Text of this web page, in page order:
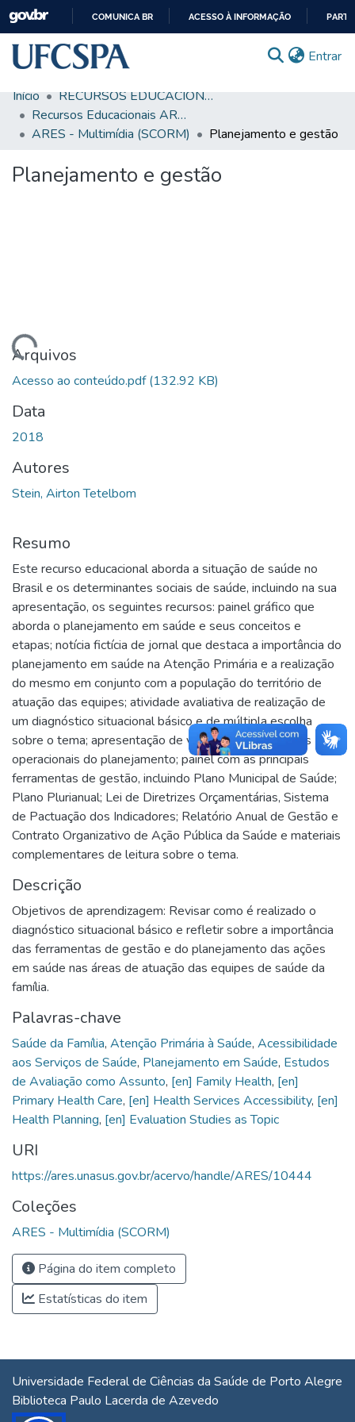
CONTEÚDO
COMUNICA BR ACESSO À INFORMAÇÃO
Entrar
Comunidades & Coleções
Busca Facetada
Estatísticas
Início
RECURSOS EDUCACIONAIS
Recursos Educacionais ARES/UNA-SUS
ARES - Multimídia (SCORM)
Planejamento e gestão
Planejamento e gestão
Arquivos
Acesso ao conteúdo.pdf(132.92 KB)
Data
2018
Autores
Stein, Airton Tetelbom
Resumo
Este recurso educacional aborda a situação de saúde no
Brasil e os determinantes sociais de saúde, incluindo na sua
apresentação, os seguintes recursos: painel gráfico que
aborda o planejamento em saúde e seus conceitos e
etapas; notícia fictícia de jornal que destaca a importância do
planejamento em saúde na Atenção Primária e a realização
do mesmo em conjunto com a população do território de
atuação das equipes; atividade avaliativa de realização de
um diagnóstico situacional básico e de múltipla escolha
sobre o tema; apresentação de vídeos sobre aspectos
operacionais do planejamento; painel com as principais
ferramentas de gestão, incluindo Plano Municipal de Saúde;
Plano Plurianual; Lei de Diretrizes Orçamentárias, Sistema
de Pactuação dos Indicadores; Relatório Anual de Gestão e
Contrato Organizativo de Ação Pública da Saúde e materiais
complementares de leitura sobre o tema.
Descrição
Objetivos de aprendizagem: Revisar como é realizado o
diagnóstico situacional básico e refletir sobre a importância
das ferramentas de gestão e do planejamento das ações
em saúde nas áreas de atuação das equipes de saúde da
família.
Palavras-chave
Saúde da Família, Atenção Primária à Saúde, Acessibilidade
aos Serviços de Saúde, Planejamento em Saúde, Estudos
de Avaliação como Assunto, [en] Family Health, [en]
Primary Health Care, [en] Health Services Accessibility, [en]
Health Planning, [en] Evaluation Studies as Topic
URI
https://ares.unasus.gov.br/acervo/handle/ARES/10444
Coleções
ARES - Multimídia (SCORM)
Página do item completo
Estatísticas do item
Universidade Federal de Ciências da Saúde de Porto Alegre
Biblioteca Paulo Lacerda de Azevedo